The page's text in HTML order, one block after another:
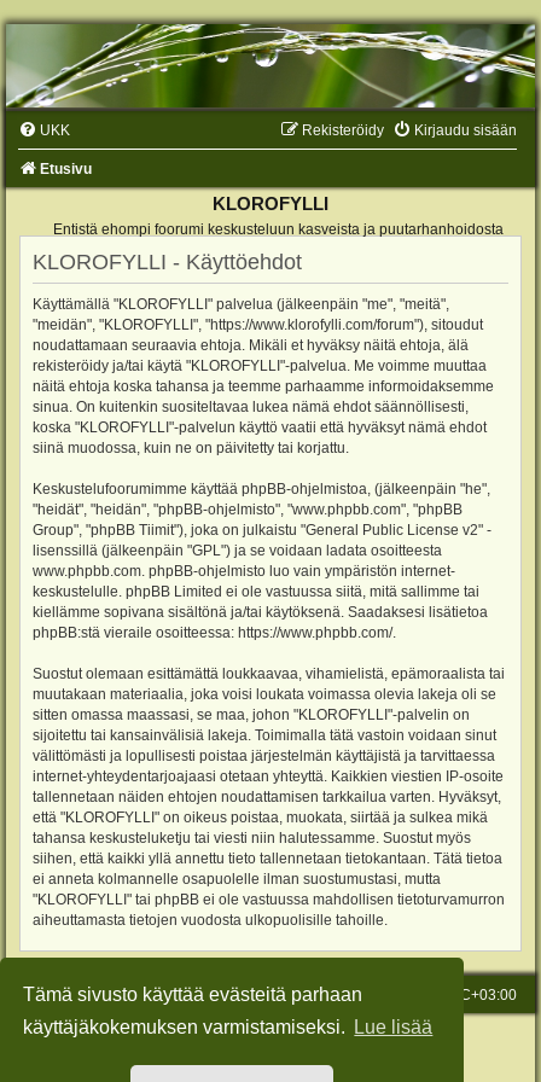
Tämä sivusto käyttää evästeitä parhaan
käyttäjäkokemuksen varmistamiseksi.
Lue lisää
UKK Kirjaudu sisään
Rekisteröidy
Etusivu
KLOROFYLLI
Entistä ehompi foorumi keskusteluun kasveista ja puutarhanhoidosta
KLOROFYLLI - Käyttöehdot
Käyttämällä "KLOROFYLLI" palvelua (jälkeenpäin "me", "meitä",
"meidän", "KLOROFYLLI", "https://www.klorofylli.com/forum"), sitoudut
noudattamaan seuraavia ehtoja. Mikäli et hyväksy näitä ehtoja, älä
rekisteröidy ja/tai käytä "KLOROFYLLI"-palvelua. Me voimme muuttaa
näitä ehtoja koska tahansa ja teemme parhaamme informoidaksemme
sinua. On kuitenkin suositeltavaa lukea nämä ehdot säännöllisesti,
koska "KLOROFYLLI"-palvelun käyttö vaatii että hyväksyt nämä ehdot
siinä muodossa, kuin ne on päivitetty tai korjattu.
Keskustelufoorumimme käyttää phpBB-ohjelmistoa, (jälkeenpäin "he",
"heidät", "heidän", "phpBB-ohjelmisto", "www.phpbb.com", "phpBB
Group", "phpBB Tiimit"), joka on julkaistu "General Public License v2" -
lisenssillä (jälkeenpäin "GPL") ja se voidaan ladata osoitteesta
www.phpbb.com . phpBB-ohjelmisto luo vain ympäristön internet-
keskustelulle. phpBB Limited ei ole vastuussa siitä, mitä sallimme tai
kiellämme sopivana sisältönä ja/tai käytöksenä. Saadaksesi lisätietoa
phpBB:stä vieraile osoitteessa: https://www.phpbb.com/.
Suostut olemaan esittämättä loukkaavaa, vihamielistä, epämoraalista tai
muutakaan materiaalia, joka voisi loukata voimassa olevia lakeja oli se
sitten omassa maassasi, se maa, johon "KLOROFYLLI"-palvelin on
sijoitettu tai kansainvälisiä lakeja. Toimimalla tätä vastoin voidaan sinut
välittömästi ja lopullisesti poistaa järjestelmän käyttäjistä ja tarvittaessa
internet-yhteydentarjoajaasi otetaan yhteyttä. Kaikkien viestien IP-osoite
tallennetaan näiden ehtojen noudattamisen tarkkailua varten. Hyväksyt,
että "KLOROFYLLI" on oikeus poistaa, muokata, siirtää ja sulkea mikä
tahansa keskusteluketju tai viesti niin halutessamme. Suostut myös
siihen, että kaikki yllä annettu tieto tallennetaan tietokantaan. Tätä tietoa
ei anneta kolmannelle osapuolelle ilman suostumustasi, mutta
"KLOROFYLLI" tai phpBB ei ole vastuussa mahdollisen tietoturvamurron
aiheuttamasta tietojen vuodosta ulkopuolisille tahoille.
Etusivu Kaikki ajat ovat UTC+03:00
Viesti Ylläpidolle
Keskustelufoorumin ohjelmistophpBB® Forum Software © phpBB Limited